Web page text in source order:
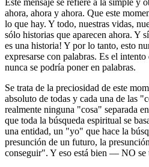
ahora, ahora y ahora. Que este
lo que hay. Y todo, nuestras vidas,
sólo historias que aparecen ahora. Y
es una historia! Y por lo tanto, esto
expresarse con palabras. Es el
nunca se podría poner en palabras.
Se trata de la preciosidad de este
absoluto de todas y cada una de las
realmente ninguna "cosa" separada
que toda la búsqueda espiritual se
una entidad, un "yo" que hace la
presunción de un futuro, la
conseguir". Y eso está bien — NO se